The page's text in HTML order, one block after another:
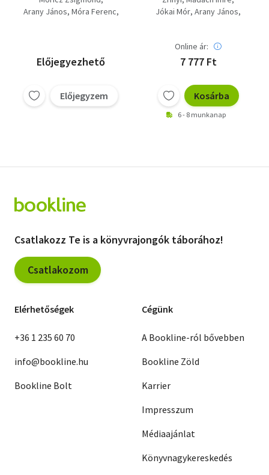
Zrínyiász, Puszták
Arany János Móra Ferenc
Előjegyezhető
Előjegyzem
veszedelem, Az ember
gyémántok, Toldi,
Buda halála. Különös
házasság, Tót
Édes Anna
Jókai Mór Arany János
Online ár:
7 777 Ft
Kosárba
6 - 8 munkanap
Csatlakozz Te is a könyvrajongók táborához!
Csatlakozom
Elérhetőségek
+36 1 235 60 70
info@bookline.hu
Bookline Bolt
Cégünk
A Bookline-ról bővebben
Bookline Zöld
Karrier
Impresszum
Médiaajánlat
Könyvnagykereskedés